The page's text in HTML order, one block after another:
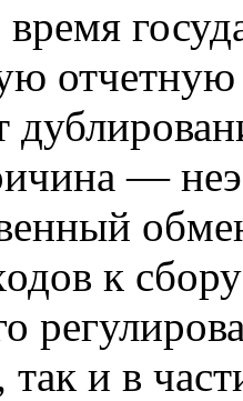
отчетную
—
к
так и в